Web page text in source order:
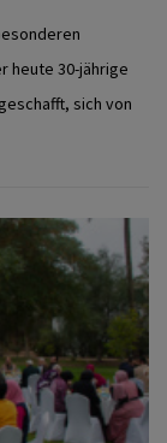
heute 30-jährige
sich von